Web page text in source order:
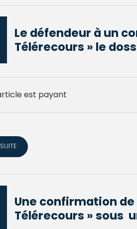
Le défendeur à un
Télérecours » le
est payant
Une confirmation
Télérecours » sous